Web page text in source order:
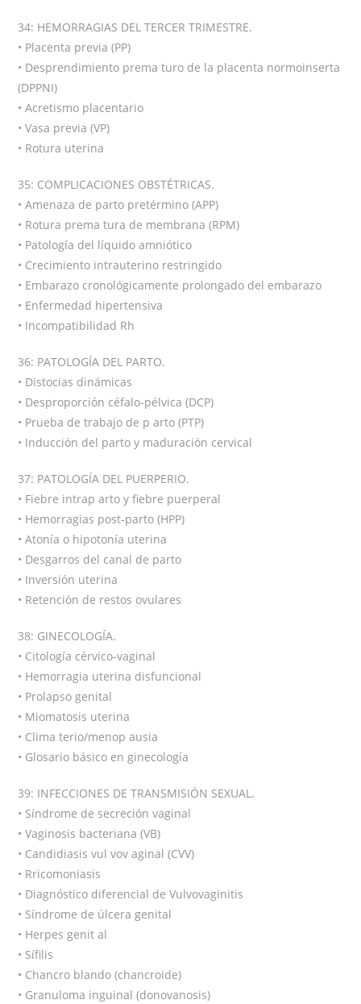
34: HEMORRAGIAS DEL TERCER TRIMESTRE.
• Placenta previa (PP)
• Desprendimiento prema turo de la placenta normoinserta
(DPPNI)
• Acretismo placentario
• Vasa previa (VP)
• Rotura uterina
35: COMPLICACIONES OBSTÉTRICAS.
• Amenaza de parto pretérmino (APP)
• Rotura prema tura de membrana (RPM)
• Patología del líquido amniótico
• Crecimiento intrauterino restringido
• Embarazo cronológicamente prolongado del embarazo
• Enfermedad hipertensiva
• Incompatibilidad Rh
36: PATOLOGÍA DEL PARTO.
• Distocias dinámicas
• Desproporción céfalo-pélvica (DCP)
• Prueba de trabajo de p arto (PTP)
• Inducción del parto y maduración cervical
37: PATOLOGÍA DEL PUERPERIO.
• Fiebre intrap arto y fiebre puerperal
• Hemorragias post-parto (HPP)
• Atonía o hipotonía uterina
• Desgarros del canal de parto
• Inversión uterina
• Retención de restos ovulares
38: GINECOLOGÍA.
• Citología cérvico-vaginal
• Hemorragia uterina disfuncional
• Prolapso genital
• Miomatosis uterina
• Clima terio/menop ausia
• Glosario básico en ginecología
39: INFECCIONES DE TRANSMISIÓN SEXUAL.
• Síndrome de secreción vaginal
• Vaginosis bacteriana (VB)
• Candidiasis vul vov aginal (CVV)
• Rricomoniasis
• Diagnóstico diferencial de Vulvovaginitis
• Síndrome de úlcera genital
• Herpes genit al
• Sífilis
• Chancro blando (chancroide)
• Granuloma inguinal (donovanosis)